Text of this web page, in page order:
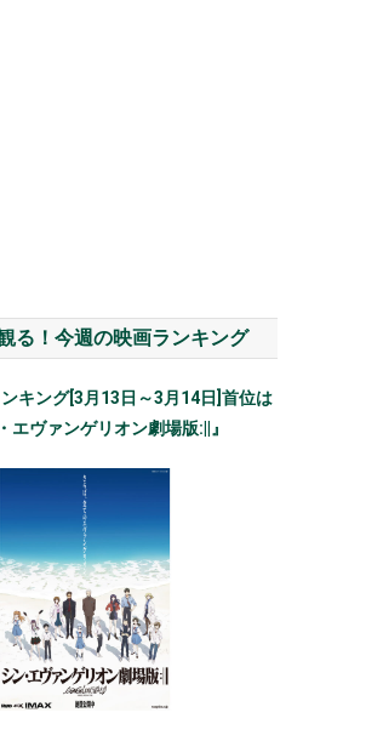
る！今週の映画ランキング
キング[3月13日～3月14日]首位は
エヴァンゲリオン劇場版:||』